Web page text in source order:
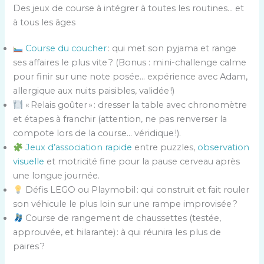
Des jeux de course à intégrer à toutes les routines… et
à tous les âges
Course du coucher: qui met son pyjama et range
ses affaires le plus vite ? (Bonus : mini-challenge calme
pour finir sur une note posée… expérience avec Adam,
allergique aux nuits paisibles, validée !)
« Relais goûter » : dresser la table avec chronomètre
et étapes à franchir (attention, ne pas renverser la
compote lors de la course… véridique !).
Jeux d’association rapide entre puzzles, observation
visuelle et motricité fine pour la pause cerveau après
une longue journée.
Défis LEGO ou Playmobil : qui construit et fait rouler
son véhicule le plus loin sur une rampe improvisée ?
Course de rangement de chaussettes (testée,
approuvée, et hilarante) : à qui réunira les plus de
paires ?